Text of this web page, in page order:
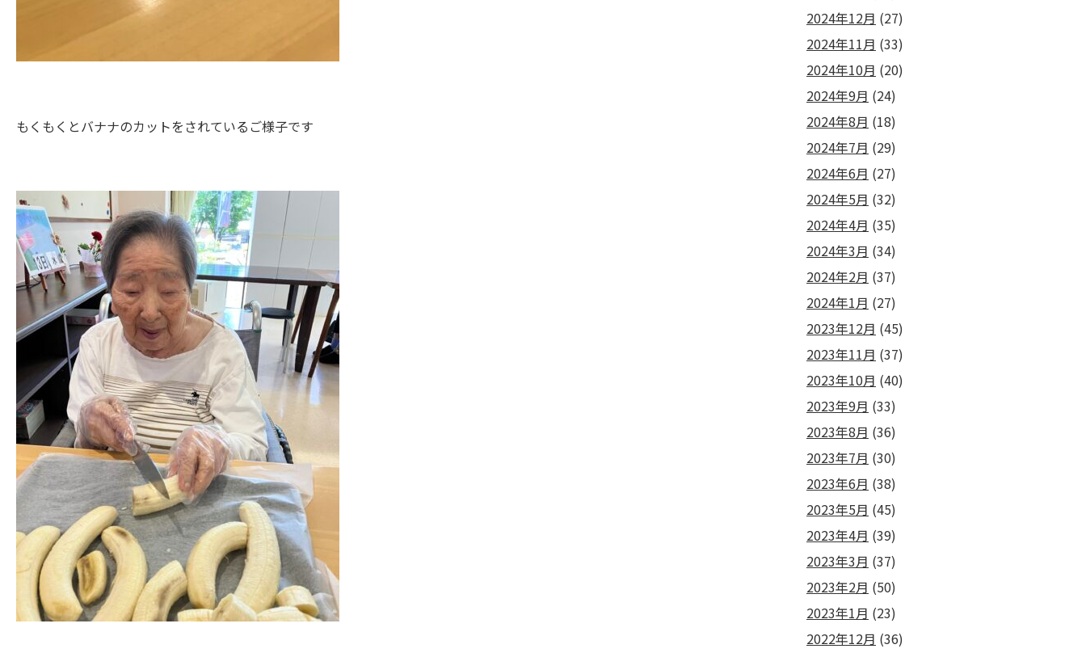
もくもくとバナナのカットをされているご様子です
2024年12月 (27)
2024年11月 (33)
2024年10月 (20)
2024年9月 (24)
2024年8月 (18)
2024年7月 (29)
2024年6月 (27)
2024年5月 (32)
2024年4月 (35)
2024年3月 (34)
2024年2月 (37)
2024年1月 (27)
2023年12月 (45)
2023年11月 (37)
2023年10月 (40)
2023年9月 (33)
2023年8月 (36)
2023年7月 (30)
2023年6月 (38)
2023年5月 (45)
2023年4月 (39)
2023年3月 (37)
2023年2月 (50)
2023年1月 (23)
2022年12月 (36)